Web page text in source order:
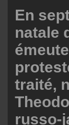
En
natale
traité,
russo-